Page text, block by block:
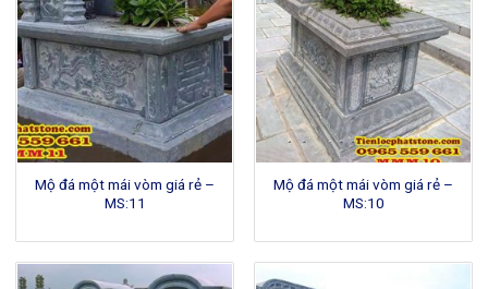
Mộ đá một mái vòm giá rẻ –
MS:11
Mộ đá một mái vòm giá rẻ –
MS:10